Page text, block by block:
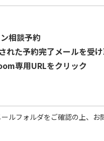
相談予約
れた予約完了メールを受
専用URLをクリック
ルフォルダをご確認の上、お